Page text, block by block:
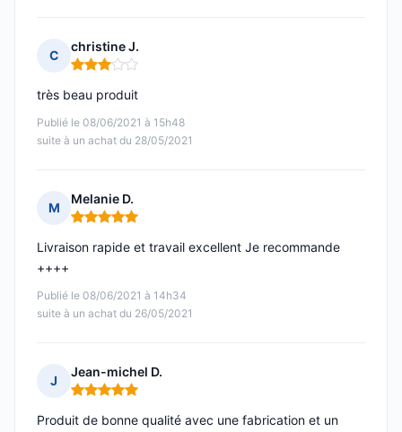
C
christine J.
Note : 3 sur 5
Publié le 08/06/2021 à 15h48
suite à un achat du 28/05/2021
très beau produit
M
Melanie D.
Note : 5 sur 5
Publié le 08/06/2021 à 14h34
suite à un achat du 26/05/2021
Livraison rapide et travail excellent Je recommande
++++
J
Jean-michel D.
Note : 5 sur 5
Produit de bonne qualité avec une fabrication et un